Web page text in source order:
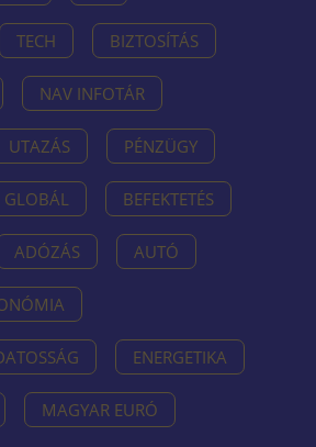
TECH BIZTOSÍTÁS
NAV INFOTÁR
UTAZÁS PÉNZÜGY
GLOBÁL BEFEKTETÉS
ADÓZÁS AUTÓ
ENERGETIKA
MAGYAR EURÓ